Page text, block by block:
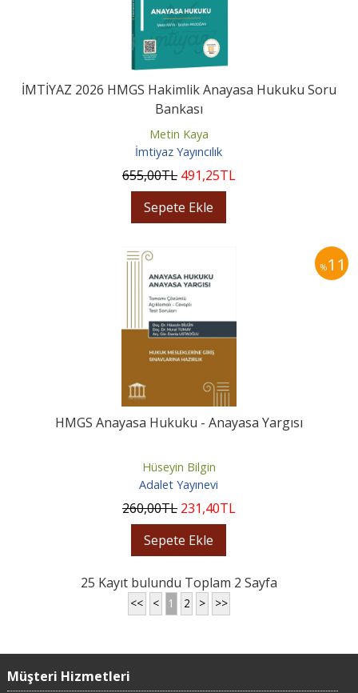
İMTİYAZ 2026 HMGS Hakimlik Anayasa Hukuku Soru
Bankası
Metin Kaya
İmtiyaz Yayıncılık
655,00TL 491,25TL
Sepete Ekle
%11
HMGS Anayasa Hukuku - Anayasa Yargısı
Hüseyin Bilgin
Adalet Yayınevi
260,00TL 231,40TL
Sepete Ekle
25 Kayıt bulundu Toplam 2 Sayfa
<< < 1 2 > >>
Müşteri Hizmetleri